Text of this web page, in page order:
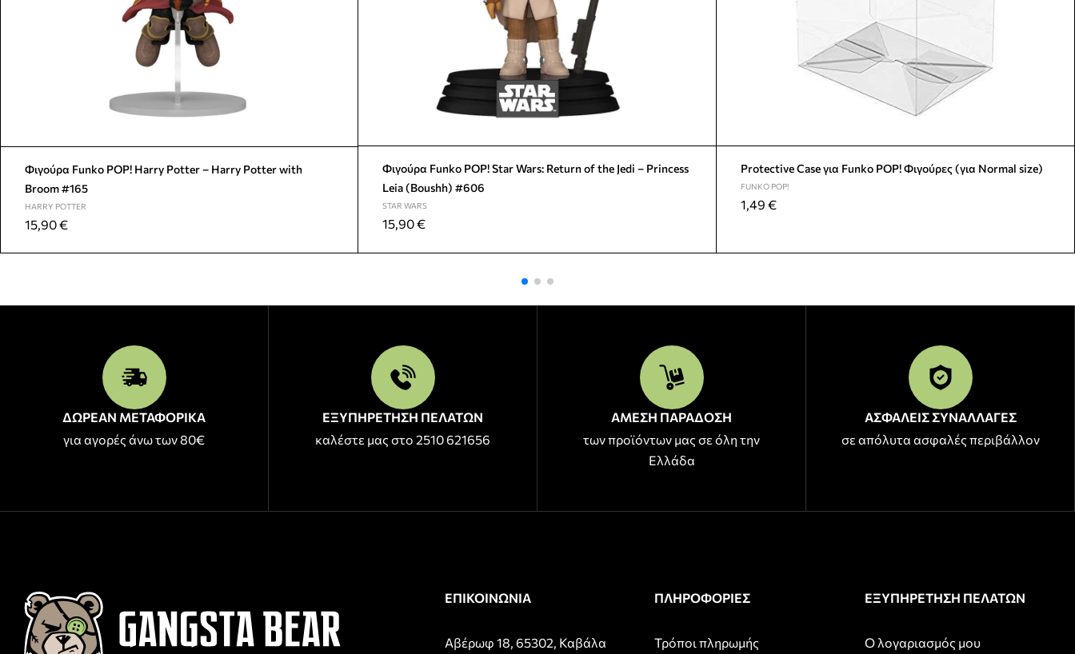
Φιγούρα Funko POP! Harry Potter – Harry Potter with
Broom #165
HARRY POTTER
15,90€
Φιγούρα Funko POP! Star Wars: Return of the Jedi – Princess
Leia (Boushh) #606
STAR WARS
15,90€
Protective Case για Funko POP! Φιγούρες (για Normal size)
FUNKO POP!
1,49 €
ΔΩΡΕΑΝ ΜΕΤΑΦΟΡΙΚΑ
για αγορές άνω των 80€
ΕΞΥΠΗΡΕΤΗΣΗ ΠΕΛΑΤΩΝ
καλέστε μας στο 2510 621656
ΑΜΕΣΗ ΠΑΡΑΔΟΣΗ
των προϊόντων μας σε όλη την
Ελλάδα
ΑΣΦΑΛΕΙΣ ΣΥΝΑΛΛΑΓΕΣ
σε απόλυτα ασφαλές περιβάλλον
ΕΠΙΚΟΙΝΩΝΙΑ
Αβέρωφ 18, 65302, Καβάλα
ΠΛΗΡΟΦΟΡΙΕΣ
Τρόποι πληρωμής
ΕΞΥΠΗΡΕΤΗΣΗ ΠΕΛΑΤΩΝ
Ο λογαριασμός μου